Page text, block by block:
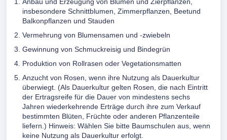
insbesondere Schnittblumen, Zimmerpflanzen, Beetund
Balkonpflanzen und Stauden
Vermehrung von Blumensamen und -zwiebeln
Gewinnung von Schmuckreisig und Bindegrün
Produktion von Rollrasen oder Vegetationsmatten
Anzucht von Rosen, wenn ihre Nutzung als Dauerkultur
überwiegt. (Als Dauerkultur gelten Rosen, die nach Eintritt
der Ertragsreife für die Dauer von mindestens sechs
Jahren wiederkehrende Erträge durch ihre zum Verkauf
bestimmten Blüten, Früchte oder anderen Pflanzenteile
liefern.) Hinweis: Wählen Sie bitte Baumschulen aus, wenn
keine Nutzung als Dauerkultur erfolgt.